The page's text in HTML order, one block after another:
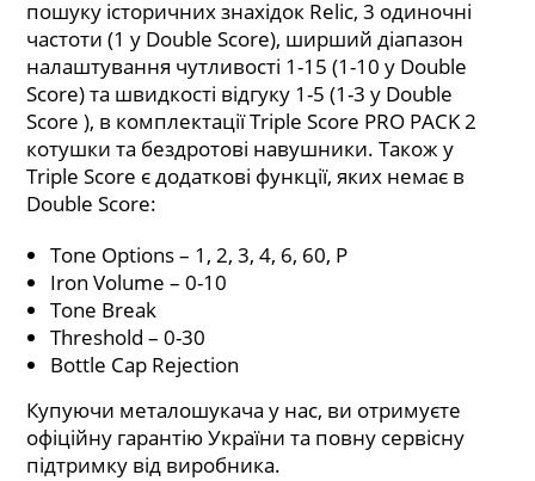
пошуку історичних знахідок Relic, 3 одиночні
частоти (1 у Double Score), ширший діапазон
налаштування чутливості 1-15 (1-10 у Double
Score) та швидкості відгуку 1-5 (1-3 у Double
Score ), в комплектації Triple Score PRO PACK 2
котушки та бездротові навушники. Також у
Triple Score є додаткові функції, яких немає в
Double Score:
Tone Options – 1, 2, 3, 4, 6, 60, P
Iron Volume – 0-10
Tone Break
Threshold – 0-30
Bottle Cap Rejection
Купуючи металошукача у нас, ви отримуєте
офіційну гарантію України та повну сервісну
підтримку від виробника.